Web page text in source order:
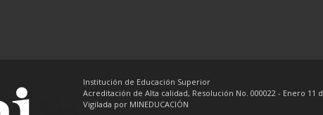
Institución de Educación Superior
Acreditación de Alta calidad, Resolución No. 000022 - Enero 11
Vigilada por MINEDUCACIÓN